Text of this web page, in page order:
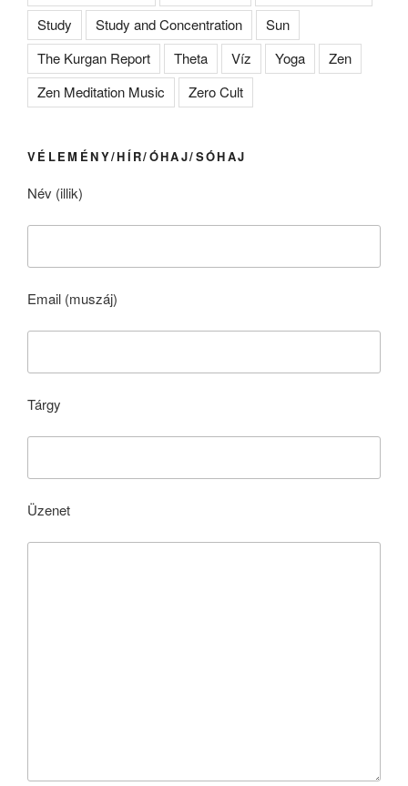
Study Study and Concentration
Sun
The Kurgan Report
Theta Víz Yoga
Zen
Zen Meditation Music
Zero Cult
VÉLEMÉNY/HÍR/ÓHAJ/SÓHAJ
Név (illik)
Email (muszáj)
Tárgy
Üzenet